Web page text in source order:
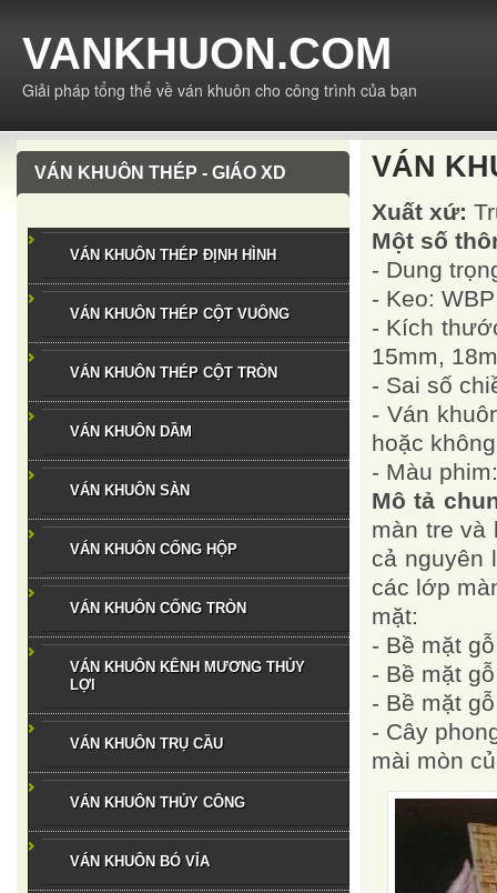
VANKHUON.COM
Giải pháp tổng thể về ván khuôn cho công trình của bạn
VÁN KHUÔN THÉP - GIÁO XD
VÁN KHUÔN THÉP ĐỊNH HÌNH
VÁN KHUÔN THÉP CỘT VUÔNG
VÁN KHUÔN THÉP CỘT TRÒN
VÁN KHUÔN DẦM
VÁN KHUÔN SÀN
VÁN KHUÔN CỐNG HỘP
VÁN KHUÔN CỐNG TRÒN
VÁN KHUÔN KÊNH MƯƠNG THỦY
LỢI
VÁN KHUÔN TRỤ CẦU
VÁN KHUÔN THỦY CÔNG
VÁN KHUÔN BÓ VỈA
VÁN
Xuất xứ:
Một số
- Dung
- Keo:
- Kích
15mm,
- Sai số
- Ván
hoặc
- Màu
Mô tả
màn tre và
cả nguyên
các lớp
mặt:
- Bề mặt
- Bề mặt
- Bề mặt
- Cây
mài mòn